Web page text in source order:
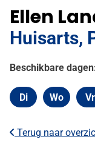
Ellen
Huisarts,
Beschikbare
Dinsdag
Di Wo Vr
Terug naar